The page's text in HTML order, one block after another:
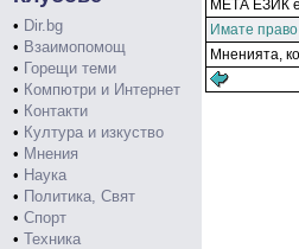
• Dir.bg
• Взаимопомощ
• Горещи теми
• Компютри и Интернет
• Контакти
• Култура и изкуство
• Мнения
• Наука
• Политика, Свят
• Спорт
• Техника
МЕТА ЕЗИК
Имате право
Мненията,